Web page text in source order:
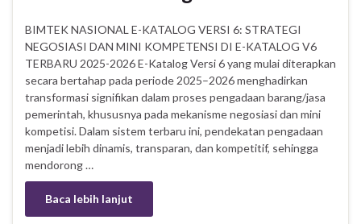
BIMTEK NASIONAL E-KATALOG VERSI 6: STRATEGI
NEGOSIASI DAN MINI KOMPETENSI DI E-KATALOG V6
TERBARU 2025-2026 E-Katalog Versi 6 yang mulai diterapkan
secara bertahap pada periode 2025–2026 menghadirkan
transformasi signifikan dalam proses pengadaan barang/jasa
pemerintah, khususnya pada mekanisme negosiasi dan mini
kompetisi. Dalam sistem terbaru ini, pendekatan pengadaan
menjadi lebih dinamis, transparan, dan kompetitif, sehingga
mendorong …
Baca lebih lanjut